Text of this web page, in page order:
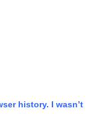
history. I wasn’t